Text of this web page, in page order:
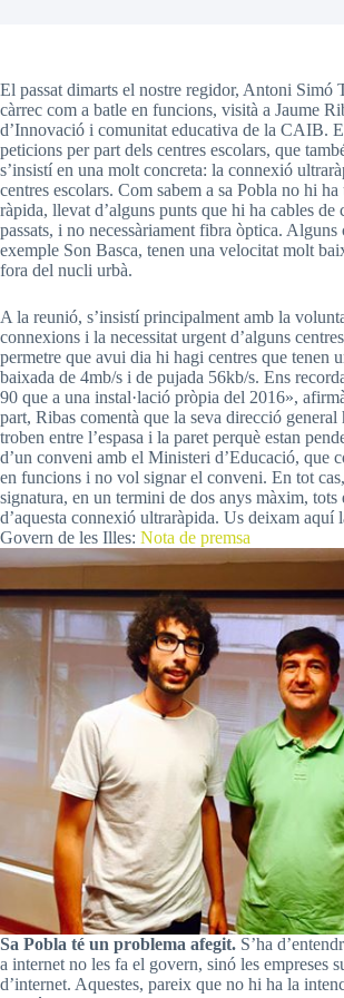
El passat dimarts el nostre regidor, Antoni Simó
càrrec com a batle en funcions, visità a Jaume
d’Innovació i comunitat educativa de la CAIB.
peticions per part dels centres escolars, que
s’insistí en una molt concreta: la connexió
centres escolars. Com sabem a sa Pobla no hi
ràpida, llevat d’alguns punts que hi ha cables de
passats, i no necessàriament fibra òptica. Alguns
exemple Son Basca, tenen una velocitat molt
fora del nucli urbà.
A la reunió, s’insistí principalment amb la
connexions i la necessitat urgent d’alguns
permetre que avui dia hi hagi centres que tenen
baixada de 4mb/s i de pujada 56kb/s. Ens
90 que a una instal·lació pròpia del 2016»,
part, Ribas comentà que la seva direcció general
troben entre l’espasa i la paret perquè estan
d’un conveni amb el Ministeri d’Educació, que
en funcions i no vol signar el conveni. En tot
signatura, en un termini de dos anys màxim, tots
d’aquesta connexió ultraràpida. Us deixam aquí
Govern de les Illes: Nota de premsa
Sa Pobla té un problema afegit. S’ha
a internet no les fa el govern, sinó les empreses
d’internet. Aquestes, pareix que no hi ha la